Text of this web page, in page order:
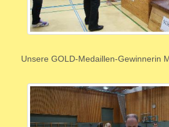
Unsere GOLD-Medaillen-Gewinnerin